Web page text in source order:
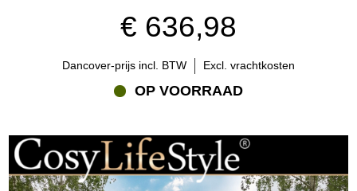
€ 636,98
Dancover-prijs incl. BTW Excl. vrachtkosten
OP VOORRAAD